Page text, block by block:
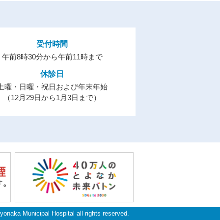
受付時間
午前8時30分から午前11時まで
休診日
曜・日曜・祝日および年末年始
（12月29日から1月3日まで）
Municipal Hospital all rights reserved.